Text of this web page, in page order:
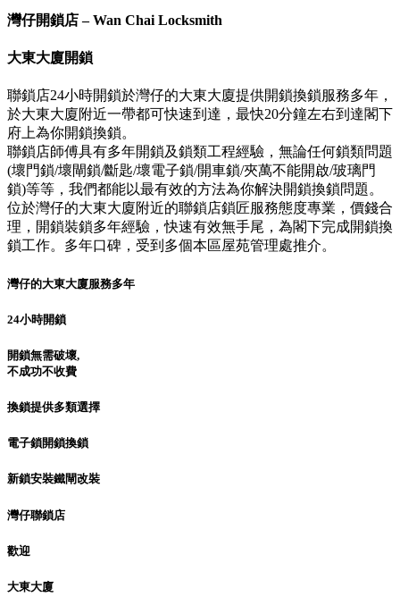
灣仔開鎖店 – Wan Chai Locksmith
大東大廈開鎖
聯鎖店24小時開鎖於灣仔的大東大廈提供開鎖換鎖服務多年，
於大東大廈附近一帶都可快速到達，最快20分鐘左右到達閣下
府上為你開鎖換鎖。
聯鎖店師傅具有多年開鎖及鎖類工程經驗，無論任何鎖類問題
(壞門鎖/壞閘鎖/斷匙/壞電子鎖/開車鎖/夾萬不能開啟/玻璃門
鎖)等等，我們都能以最有效的方法為你解決開鎖換鎖問題。
位於灣仔的大東大廈附近的聯鎖店鎖匠服務態度專業，價錢合
理，開鎖裝鎖多年經驗，快速有效無手尾，為閣下完成開鎖換
鎖工作。多年口碑，受到多個本區屋苑管理處推介。
灣仔的大東大廈服務多年
24小時開鎖
開鎖無需破壞,
不成功不收費
換鎖提供多類選擇
電子鎖開鎖換鎖
新鎖安裝鐵閘改裝
灣仔聯鎖店
歡迎
大東大廈